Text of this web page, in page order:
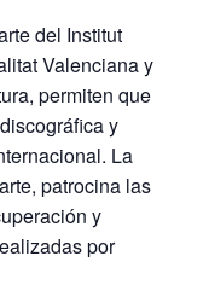
del Institut
Valenciana y
permiten que
y
La
patrocina las
y
por